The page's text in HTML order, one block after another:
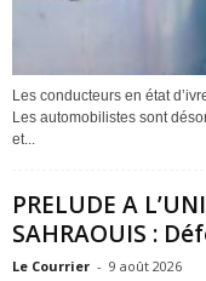
Les conducteurs en état
Les automobilistes sont
et...
PRELUDE A
SAHRAOUIS :
Le Courrier - 9 août 2026